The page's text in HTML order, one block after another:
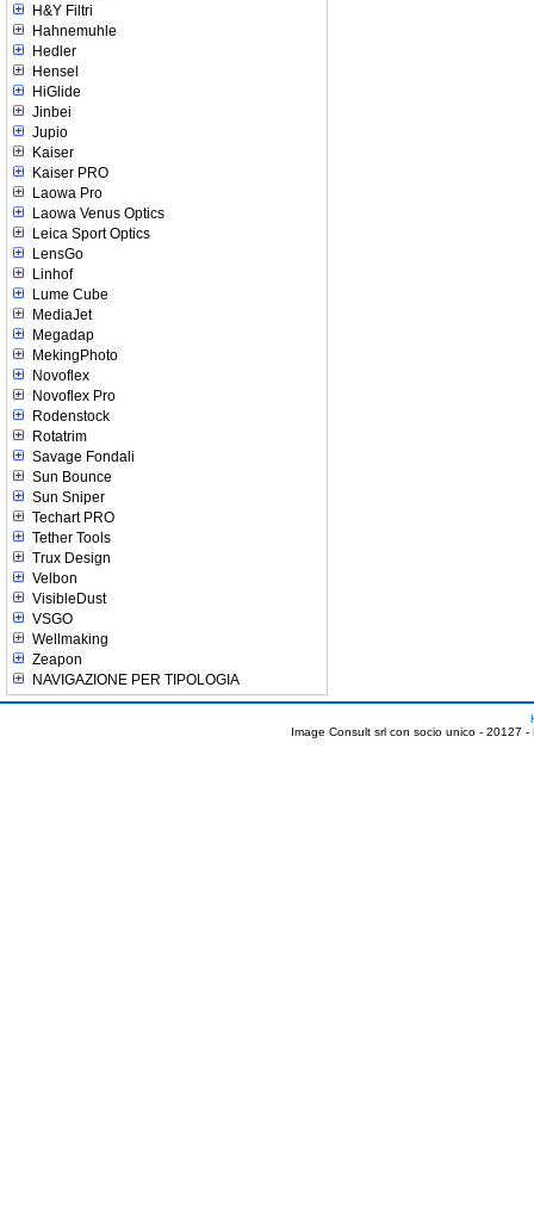
H&Y Filtri
Hahnemuhle
Hedler
Hensel
HiGlide
Jinbei
Jupio
Kaiser
Kaiser PRO
Laowa Pro
Laowa Venus Optics
Leica Sport Optics
LensGo
Linhof
Lume Cube
MediaJet
Megadap
MekingPhoto
Novoflex
Novoflex Pro
Rodenstock
Rotatrim
Savage Fondali
Sun Bounce
Sun Sniper
Techart PRO
Tether Tools
Trux Design
Velbon
VisibleDust
VSGO
Wellmaking
Zeapon
NAVIGAZIONE PER TIPOLOGIA
Image Consult srl con socio unico - 20127